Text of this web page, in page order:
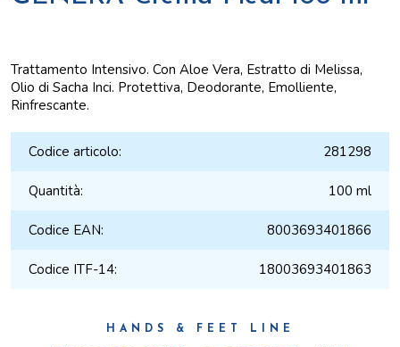
Trattamento Intensivo. Con Aloe Vera, Estratto di Melissa,
Olio di Sacha Inci. Protettiva, Deodorante, Emolliente,
Rinfrescante.
Codice articolo: 281298
Quantità: 100 ml
Codice EAN: 8003693401866
Codice ITF-14: 18003693401863
HANDS & FEET LINE